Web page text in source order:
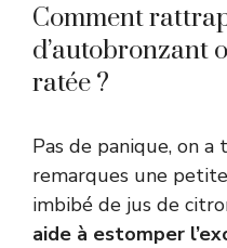
Comment
d’autobronzant
ratée ?
Pas de panique, on
remarques une
imbibé de jus de
aide à estomper